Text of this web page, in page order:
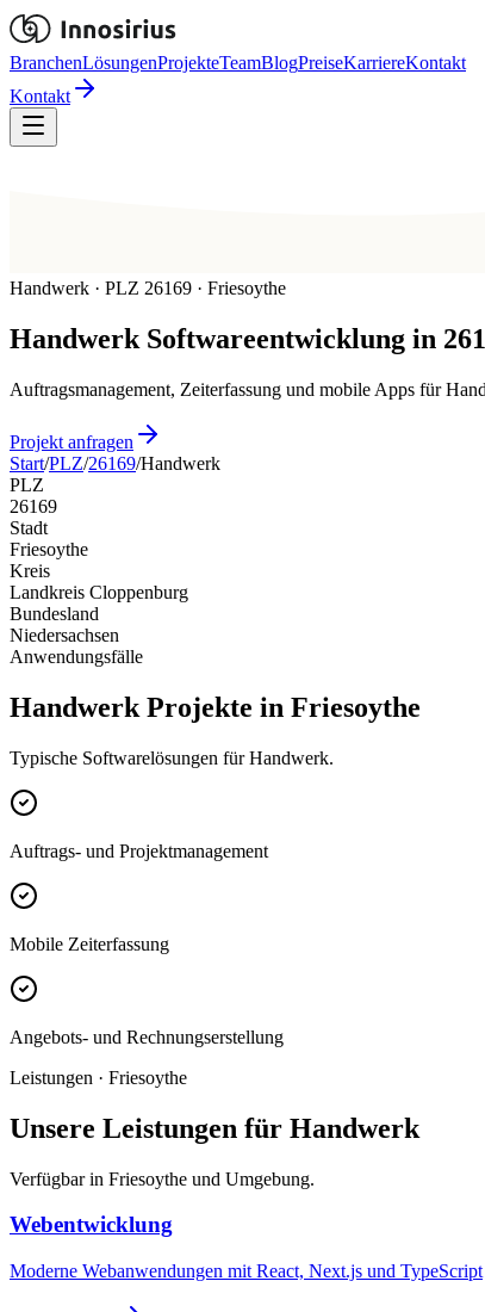
BranchenLösungenProjekteTeamBlogPreiseKarriereKontakt
Kontakt
Handwerk · PLZ 26169 · Friesoythe
Handwerk Softwareentwicklung in
Auftragsmanagement, Zeiterfassung und mobile Apps für
Projekt anfragen
Start/PLZ/26169/Handwerk
PLZ
26169
Stadt
Friesoythe
Kreis
Landkreis Cloppenburg
Bundesland
Niedersachsen
Anwendungsfälle
Handwerk Projekte in Friesoythe
Typische Softwarelösungen für Handwerk.
Auftrags- und Projektmanagement
Mobile Zeiterfassung
Angebots- und Rechnungserstellung
Leistungen · Friesoythe
Unsere Leistungen für Handwerk
Verfügbar in Friesoythe und Umgebung.
Webentwicklung
Moderne Webanwendungen mit React, Next.js und TypeScript